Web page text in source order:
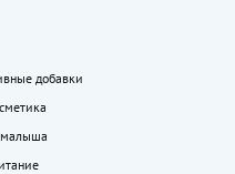
добавки